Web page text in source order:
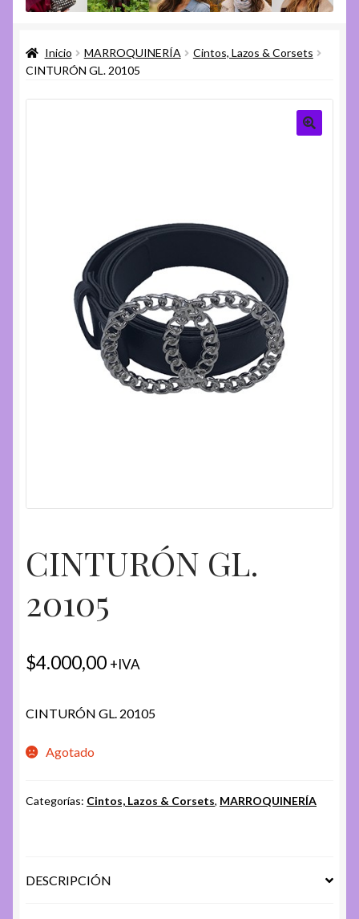
menú
menú
Ayuda
menú
hijo
Inicio MARROQUINERÍA
Cintos, Lazos & Corsets
CINTURÓN GL. 20105
CINTURÓN GL.
20105
$4.000,00 +IVA
CINTURÓN GL. 20105
Agotado
Categorías: Cintos, Lazos & Corsets, MARROQUINERÍA
DESCRIPCIÓN